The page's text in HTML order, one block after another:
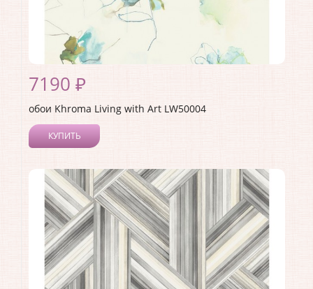
7190 ₽
обои Khroma Living with Art LW50004
КУПИТЬ
Коллекция:Living with Art
Длина рулона: 8.23
Ширина рулона:0.68
Материал покрытия:Акриловое
Страна:США
Материал основы:
Бумага
Раппорт:53